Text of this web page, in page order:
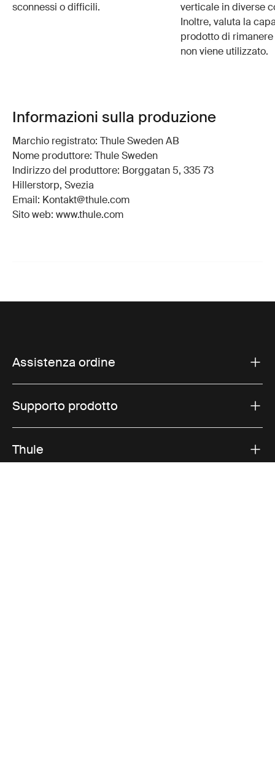
sconnessi o difficili.
verticale in diverse
Inoltre, valuta la
prodotto di
non viene utilizzato.
Informazioni sulla produzione
Marchio registrato: Thule Sweden AB
Nome produttore: Thule Sweden
Indirizzo del produttore: Borggatan 5, 335 73
Hillerstorp, Svezia
Email: Kontakt@thule.com
Sito web: www.thule.com
Assistenza ordine
Supporto prodotto
Thule